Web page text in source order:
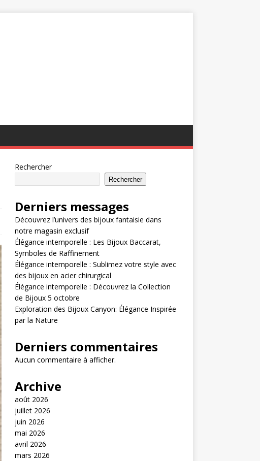
Rechercher
Rechercher
Derniers messages
Découvrez l’univers des bijoux fantaisie dans
notre magasin exclusif
Élégance intemporelle : Les Bijoux Baccarat,
Symboles de Raffinement
Élégance intemporelle : Sublimez votre style avec
des bijoux en acier chirurgical
Élégance intemporelle : Découvrez la Collection
de Bijoux 5 octobre
Exploration des Bijoux Canyon: Élégance Inspirée
par la Nature
Derniers commentaires
Aucun commentaire à afficher.
Archive
août 2026
juillet 2026
juin 2026
mai 2026
avril 2026
mars 2026